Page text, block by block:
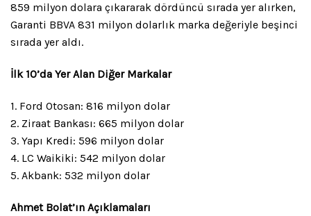
859 milyon dolara çıkararak dördüncü sırada yer alırken,
Garanti BBVA 831 milyon dolarlık marka değeriyle beşinci
sırada yer aldı.
İlk 10’da Yer Alan Diğer Markalar
1. Ford Otosan: 816 milyon dolar
2. Ziraat Bankası: 665 milyon dolar
3. Yapı Kredi: 596 milyon dolar
4. LC Waikiki: 542 milyon dolar
5. Akbank: 532 milyon dolar
Ahmet Bolat’ın Açıklamaları